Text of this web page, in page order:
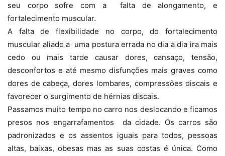
seu corpo sofre com a falta de alongamento, e
fortalecimento muscular.
A falta de flexibilidade no corpo, do fortalecimento
muscular aliado a uma postura errada no dia a dia ira mais
cedo ou mais tarde causar dores, cansaço, tensão,
desconfortos e até mesmo disfunções mais graves como
dores de cabeça, dores lombares, compressões discais e
favorecer o surgimento de hérnias discais.
Passamos muito tempo no carro nos deslocando e ficamos
presos nos engarrafamentos da cidade. Os carros são
padronizados e os assentos iguais para todos, pessoas
altas, baixas, obesas mas as suas costas é única. Como